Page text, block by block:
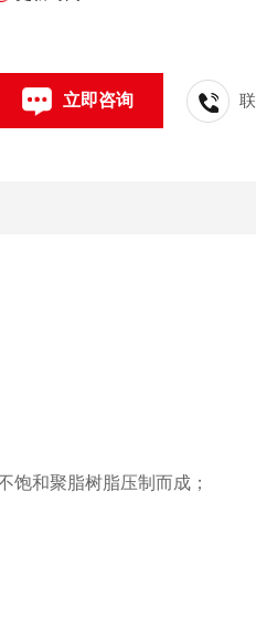
立即咨询
饱和聚脂树脂压制而成；